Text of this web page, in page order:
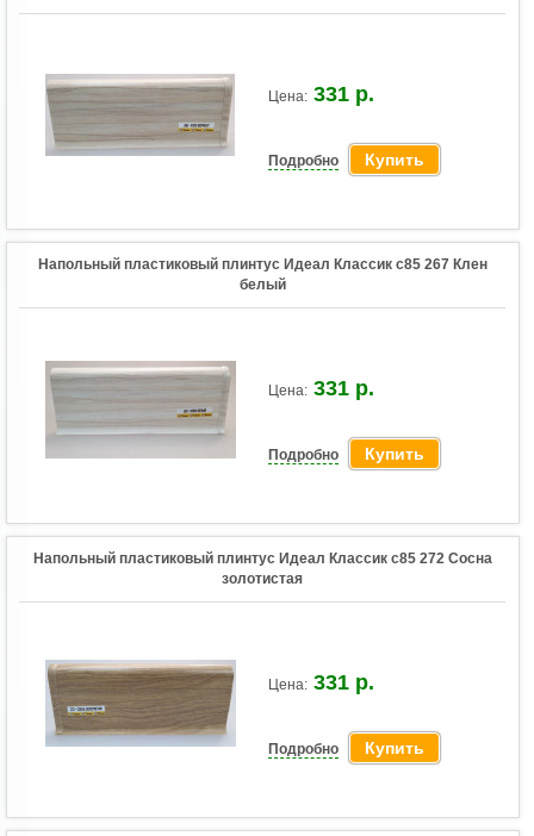
Цена: 331 р.
Подробно Купить
Напольный пластиковый плинтус Идеал Классик c85 267 Клен
белый
Цена: 331 р.
Подробно Купить
Напольный пластиковый плинтус Идеал Классик c85 272 Сосна
золотистая
Цена: 331 р.
Подробно Купить